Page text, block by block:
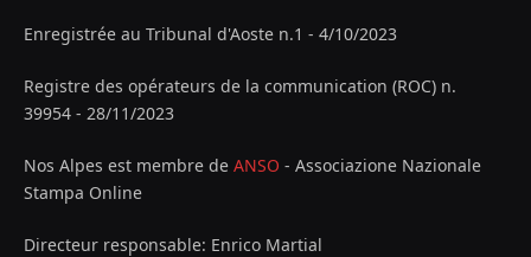
Enregistrée au Tribunal d'Aoste n.1 - 4/10/2023
Registre des opérateurs de la communication (ROC) n.
39954 - 28/11/2023
Nos Alpes est membre de ANSO - Associazione Nazionale
Stampa Online
Directeur responsable: Enrico Martial